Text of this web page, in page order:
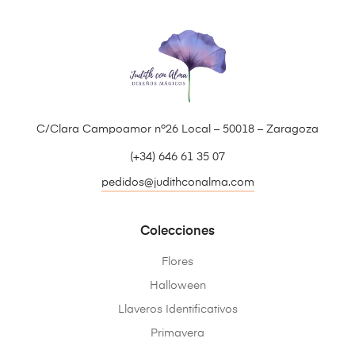
C/Clara Campoamor nº26 Local – 50018 – Zaragoza
(+34) 646 61 35 07
pedidos@judithconalma.com
Colecciones
Flores
Halloween
Llaveros Identificativos
Primavera